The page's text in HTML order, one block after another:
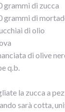
grammi di zucca
grammi di
di olio
di olive
q.b.
la zucca a
sarà cotta,